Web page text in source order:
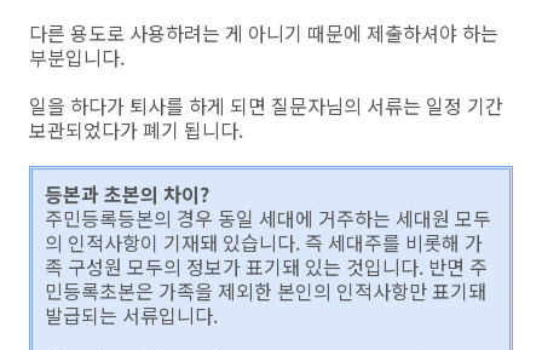
다른 용도로 사용하려는 게 아니기 때문에 제출하셔야 하는
부분입니다.
일을 하다가 퇴사를 하게 되면 질문자님의 서류는 일정 기간
보관되었다가 폐기 됩니다.
등본과 초본의 차이?
주민등록등본의 경우 동일 세대에 거주하는 세대원 모두
의 인적사항이 기재돼 있습니다. 즉 세대주를 비롯해 가
족 구성원 모두의 정보가 표기돼 있는 것입니다. 반면 주
민등록초본은 가족을 제외한 본인의 인적사항만 표기돼
발급되는 서류입니다.